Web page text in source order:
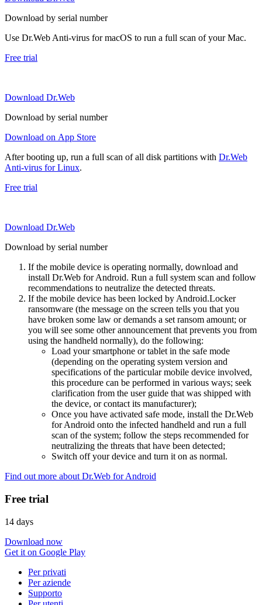
Download by serial number
Use Dr.Web Anti-virus for macOS to run a full scan of your Mac.
Free trial
Download Dr.Web
Download by serial number
Download on App Store
After booting up, run a full scan of all disk partitions with Dr.Web
Anti-virus for Linux.
Free trial
Download Dr.Web
Download by serial number
If the mobile device is operating normally, download and
install Dr.Web for Android. Run a full system scan and follow
recommendations to neutralize the detected threats.
If the mobile device has been locked by Android.Locker
ransomware (the message on the screen tells you that you
have broken some law or demands a set ransom amount; or
you will see some other announcement that prevents you from
using the handheld normally), do the following:
Load your smartphone or tablet in the safe mode
(depending on the operating system version and
specifications of the particular mobile device involved,
this procedure can be performed in various ways; seek
clarification from the user guide that was shipped with
the device, or contact its manufacturer);
Once you have activated safe mode, install the Dr.Web
for Android onto the infected handheld and run a full
scan of the system; follow the steps recommended for
neutralizing the threats that have been detected;
Switch off your device and turn it on as normal.
Find out more about Dr.Web for Android
Free trial
14 days
Download now
Get it on Google Play
Per privati
Per aziende
Supporto